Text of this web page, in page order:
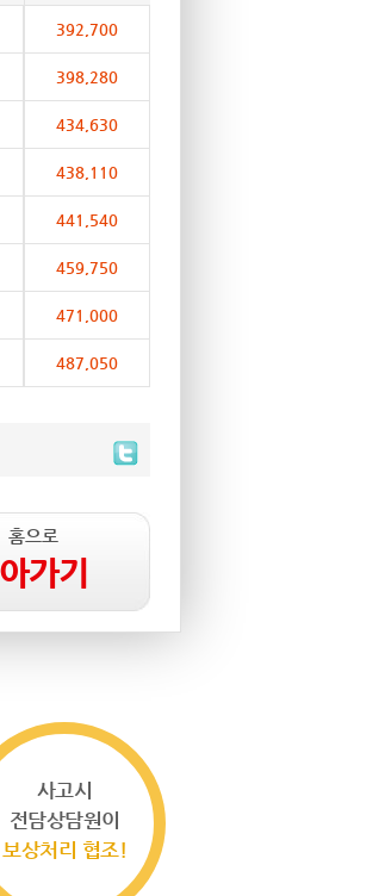
392,700
398,280
434,630
438,110
441,540
459,750
471,000
487,050
홈으로
가기
사고시
전담상담원이
보상처리 협조!